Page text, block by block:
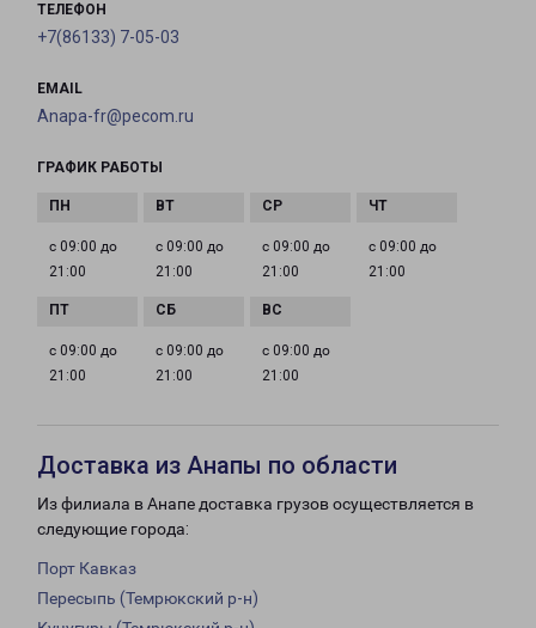
ТЕЛЕФОН
+7(86133) 7-05-03
EMAIL
Anapa-fr@pecom.ru
ГРАФИК РАБОТЫ
с 09:00 до
21:00
с 09:00 до
21:00
с 09:00 до
21:00
с 09:00 до
21:00
с 09:00 до
21:00
с 09:00 до
21:00
с 09:00 до
21:00
Доставка из Анапы по области
Из филиала в Анапе доставка грузов осуществляется в
следующие города:
Порт Кавказ
Пересыпь (Темрюкский р-н)